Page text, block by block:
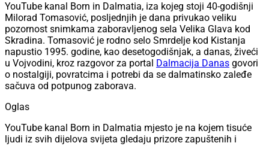
YouTube kanal Born in Dalmatia, iza kojeg stoji 40-godišnji
Milorad Tomasović, posljednjih je dana privukao veliku
pozornost snimkama zaboravljenog sela Velika Glava kod
Skradina. Tomasović je rodno selo Smrdelje kod Kistanja
napustio 1995. godine, kao desetogodišnjak, a danas, živeći
u Vojvodini, kroz razgovor za portal Dalmacija Danas govori
o nostalgiji, povratcima i potrebi da se dalmatinsko zaleđe
sačuva od potpunog zaborava.
Oglas
YouTube kanal Born in Dalmatia mjesto je na kojem tisuće
ljudi iz svih dijelova svijeta gledaju prizore zapuštenih i